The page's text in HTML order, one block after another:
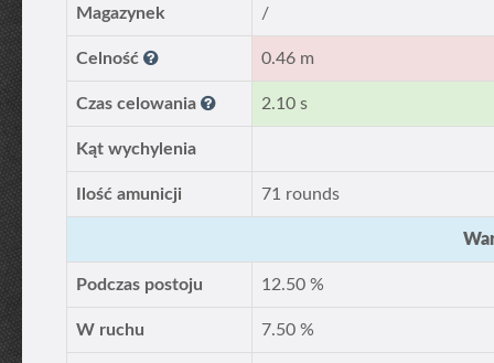
Magazynek /
Celność 0.46 m
Czas celowania 2.10 s
Kąt wychylenia
Ilość amunicji 71 rounds
Podczas postoju 12.50 %
W ruchu 7.50 %